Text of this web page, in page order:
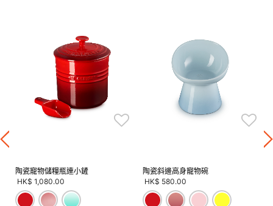
陶瓷寵物儲糧瓶連小鏟
HK$ 1,080.00
陶瓷斜邊高身寵物碗
HK$ 580.00